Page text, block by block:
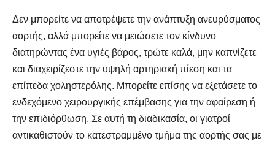
Δεν μπορείτε να αποτρέψετε την ανάπτυξη ανευρύσματος
αορτής, αλλά μπορείτε να μειώσετε τον κίνδυνο
διατηρώντας ένα υγιές βάρος, τρώτε καλά, μην καπνίζετε
και διαχειρίζεστε την υψηλή αρτηριακή πίεση και τα
επίπεδα χοληστερόλης. Μπορείτε επίσης να εξετάσετε το
ενδεχόμενο χειρουργικής επέμβασης για την αφαίρεση ή
την επιδιόρθωση. Σε αυτή τη διαδικασία, οι γιατροί
αντικαθιστούν το κατεστραμμένο τμήμα της αορτής σας με